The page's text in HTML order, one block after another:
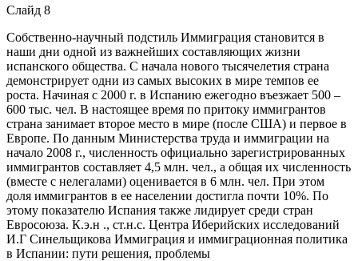
Слайд 8
Собственно-научный подстиль Иммиграция становится в
наши дни одной из важнейших составляющих жизни
испанского общества. С начала нового тысячелетия страна
демонстрирует одни из самых высоких в мире темпов ее
роста. Начиная с 2000 г. в Испанию ежегодно въезжает 500 –
600 тыс. чел. В настоящее время по притоку иммигрантов
страна занимает второе место в мире (после США) и первое в
Европе. По данным Министерства труда и иммиграции на
начало 2008 г., численность официально зарегистрированных
иммигрантов составляет 4,5 млн. чел., а общая их численность
(вместе с нелегалами) оценивается в 6 млн. чел. При этом
доля иммигрантов в ее населении достигла почти 10%. По
этому показателю Испания также лидирует среди стран
Евросоюза. К.э.н ., ст.н.с. Центра Иберийских исследований
И.Г Синельщикова Иммиграция и иммиграционная политика
в Испании: пути решения, проблемы